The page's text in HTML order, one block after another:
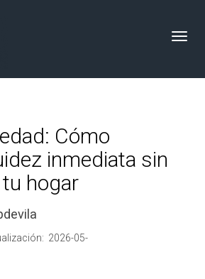
Cómo
inmediata sin
hogar
2026-05-